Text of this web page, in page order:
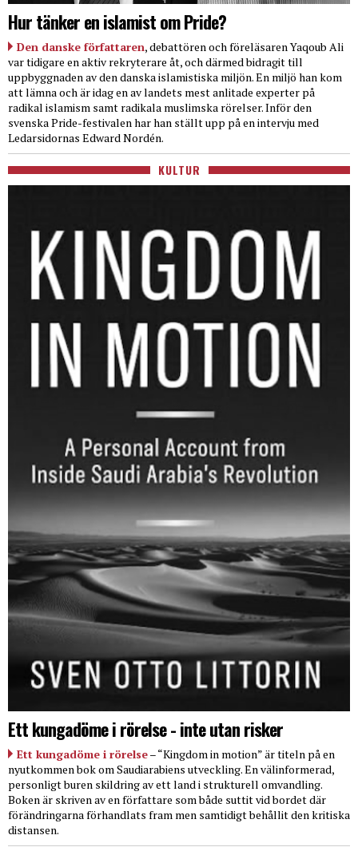
Hur tänker en islamist om Pride?
Den danske författaren, debattören och föreläsaren Yaqoub Ali
var tidigare en aktiv rekryterare åt, och därmed bidragit till
uppbyggnaden av den danska islamistiska miljön. En miljö han kom
att lämna och är idag en av landets mest anlitade experter på
radikal islamism samt radikala muslimska rörelser. Inför den
svenska Pride-festivalen har han ställt upp på en intervju med
Ledarsidornas Edward Nordén.
KULTUR
Ett kungadöme i rörelse - inte utan risker
Ett kungadöme i rörelse– “Kingdom in motion” är titeln på en
nyutkommen bok om Saudiarabiens utveckling. En välinformerad,
personligt buren skildring av ett land i strukturell omvandling.
Boken är skriven av en författare som både suttit vid bordet där
förändringarna förhandlats fram men samtidigt behållit den kritiska
distansen.